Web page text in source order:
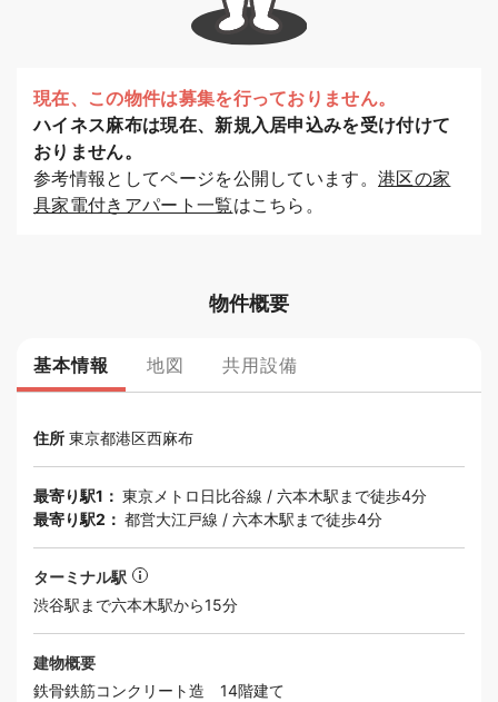
現在、この物件は募集を行っておりません。
ハイネス麻布は現在、新規入居申込みを受け付けて
おりません。
参考情報としてページを公開しています。港区の家
具家電付きアパート一覧はこちら。
物件概要
基本情報 地図 共用設備
住所 東京都港区西麻布
最寄り駅1： 東京メトロ日比谷線 / 六本木駅 まで徒歩4分
最寄り駅2： 都営大江戸線 / 六本木駅 まで徒歩4分
ターミナル駅
渋谷駅まで六本木駅から15分
建物概要
鉄骨鉄筋コンクリート造
14階建て